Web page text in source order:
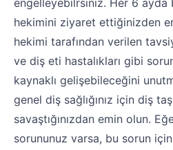
engelleyebilrsiniz. Her 6 ayda
hekimini ziyaret ettiğinizden
hekimi tarafından verilen
ve diş eti hastalıkları gibi
kaynaklı gelişebileceğini
genel diş sağlığınız için diş
savaştığınızdan emin olun.
sorununuz varsa, bu sorun